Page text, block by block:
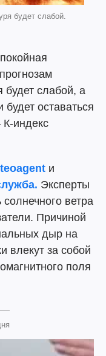
будет слабой.
будет слабой, а
будет оставаться
К-индекс
и
Эксперты
солнечного ветра
Причиной
дыр на
влекут за собой
поля